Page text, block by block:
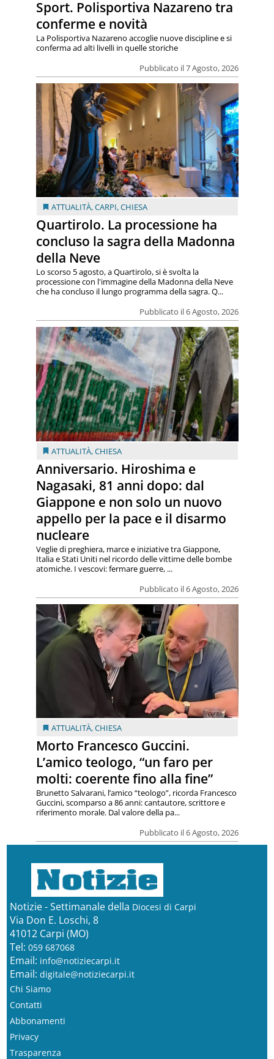
Sport. Polisportiva Nazareno tra
conferme e novità
Pubblicato il 7 Agosto, 2026
La Polisportiva Nazareno accoglie nuove discipline e si
conferma ad alti livelli in quelle storiche
ATTUALITÀ,CARPI,CHIESA
Quartirolo. La processione ha
concluso la sagra della Madonna
della Neve
Pubblicato il 6 Agosto, 2026
Lo scorso 5 agosto, a Quartirolo, si è svolta la
processione con l'immagine della Madonna della Neve
che ha concluso il lungo programma della sagra. Q...
ATTUALITÀ,CHIESA
Anniversario. Hiroshima e
Nagasaki, 81 anni dopo: dal
Giappone e non solo un nuovo
appello per la pace e il disarmo
nucleare
Pubblicato il 6 Agosto, 2026
Veglie di preghiera, marce e iniziative tra Giappone,
Italia e Stati Uniti nel ricordo delle vittime delle bombe
atomiche. I vescovi: fermare guerre, ...
ATTUALITÀ,CHIESA
Morto Francesco Guccini.
L’amico teologo, “un faro per
molti: coerente fino alla fine”
Pubblicato il 6 Agosto, 2026
Brunetto Salvarani, l’amico “teologo”, ricorda Francesco
Guccini, scomparso a 86 anni: cantautore, scrittore e
riferimento morale. Dal valore della pa...
Notizie - Settimanale della Diocesi di Carpi
Via Don E. Loschi, 8
41012 Carpi (MO)
Tel: 059 687068
Email: info@notiziecarpi.it
Email: digitale@notiziecarpi.it
Chi Siamo
Contatti
Abbonamenti
Privacy
Trasparenza